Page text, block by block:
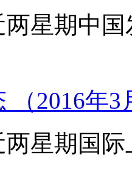
星期中
（2016年
星期国